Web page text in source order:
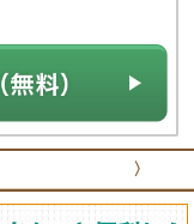
〉